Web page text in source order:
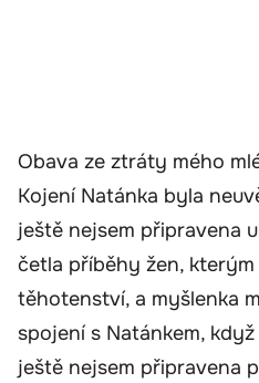
Obava ze ztráty mého
Kojení Natánka byla
ještě nejsem připravena
četla příběhy žen,
těhotenství, a myšlenka
spojení s Natánkem,
ještě nejsem připravena